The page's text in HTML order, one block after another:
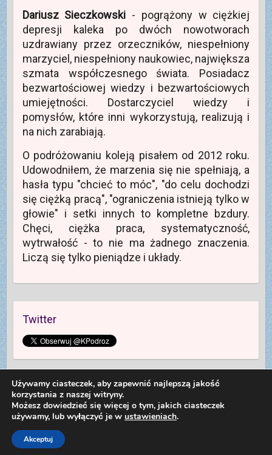
Dariusz Sieczkowski - pogrążony w ciężkiej
depresji kaleka po dwóch nowotworach
uzdrawiany przez orzeczników, niespełniony
marzyciel, niespełniony naukowiec, największa
szmata współczesnego świata. Posiadacz
bezwartościowej wiedzy i bezwartościowych
umiejętności. Dostarczyciel wiedzy i
pomysłów, które inni wykorzystują, realizują i
na nich zarabiają.
O podróżowaniu koleją pisałem od 2012 roku.
Udowodniłem, że marzenia się nie spełniają, a
hasła typu "chcieć to móc", "do celu dochodzi
się ciężką pracą", "ograniczenia istnieją tylko w
głowie" i setki innych to kompletne bzdury.
Chęci, ciężka praca, systematyczność,
wytrwałość - to nie ma żadnego znaczenia.
Liczą się tylko pieniądze i układy.
Twitter
Copyright © 2026Kolej na Podróż. Theme byColorlib
Używamy ciasteczek, aby zapewnić najlepszą jakość
korzystania z naszej witryny.
Możesz dowiedzieć się więcej o tym, jakich ciasteczek
używamy, lub wyłączyć je w ustawieniach.
Akceptuj